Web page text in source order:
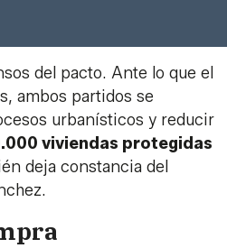
del pacto. Ante lo que el
ambos partidos se
urbanísticos y reducir
viviendas protegidas
deja constancia del